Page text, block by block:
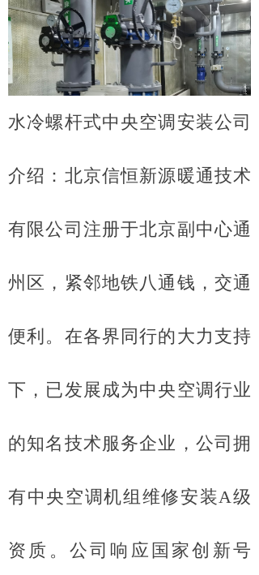
水冷螺杆式中央空调安装公司
介绍：北京信恒新源暖通技术
有限公司注册于北京副中心通
州区，紧邻地铁八通钱，交通
便利。在各界同行的大力支持
下，已发展成为中央空调行业
的知名技术服务企业，公司拥
有中央空调机组维修安装A级
资质。公司响应国家创新号